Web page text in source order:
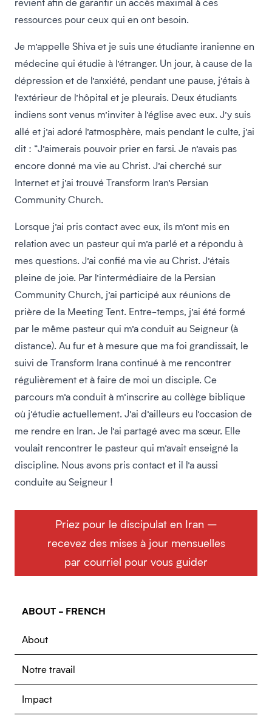
ressources pour ceux qui en ont besoin.
Je m’appelle Shiva et je suis une étudiante iranienne en
médecine qui étudie à l’étranger. Un jour, à cause de la
dépression et de l’anxiété, pendant une pause, j’étais à
l’extérieur de l’hôpital et je pleurais. Deux étudiants
indiens sont venus m’inviter à l’église avec eux. J’y suis
allé et j’ai adoré l’atmosphère, mais pendant le culte, j’ai
dit : “J’aimerais pouvoir prier en farsi. Je n’avais pas
encore donné ma vie au Christ. J’ai cherché sur
Internet et j’ai trouvé Transform Iran’s Persian
Community Church.
Lorsque j’ai pris contact avec eux, ils m’ont mis en
relation avec un pasteur qui m’a parlé et a répondu à
mes questions. J’ai confié ma vie au Christ. J’étais
pleine de joie. Par l’intermédiaire de la Persian
Community Church, j’ai participé aux réunions de
prière de la Meeting Tent. Entre-temps, j’ai été formé
par le même pasteur qui m’a conduit au Seigneur (à
distance). Au fur et à mesure que ma foi grandissait, le
suivi de Transform Irana continué à me rencontrer
régulièrement et à faire de moi un disciple. Ce
parcours m’a conduit à m’inscrire au collège biblique
où j’étudie actuellement. J’ai d’ailleurs eu l’occasion de
me rendre en Iran. Je l’ai partagé avec ma sœur. Elle
voulait rencontrer le pasteur qui m’avait enseigné la
discipline. Nous avons pris contact et il l’a aussi
conduite au Seigneur !
Priez pour le discipulat en Iran –
recevez des mises à jour mensuelles
par courriel pour vous guider
ABOUT - FRENCH
About
Notre travail
Impact